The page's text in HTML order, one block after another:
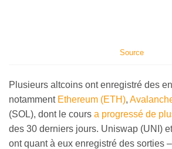
Source
Plusieurs altcoins ont enregistré des
notamment Ethereum (ETH),
(SOL), dont le cours a progressé de
des 30 derniers jours. Uniswap (UNI)
ont quant à eux enregistré des sorties